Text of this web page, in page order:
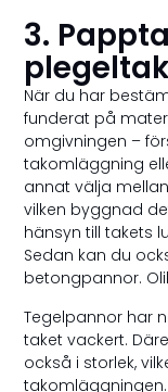
3.
När du har
funderat på
omgivningen –
takomläggning
annat välja
vilken byggnad
hänsyn till takets
Sedan kan du
betongpannor.
Tegelpannor har
taket vackert.
också i storlek,